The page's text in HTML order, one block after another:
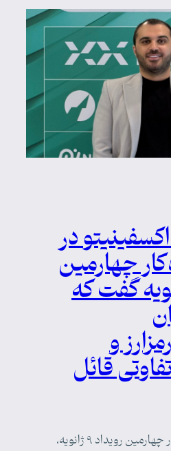
در
چهارمین
۹ ژانویه گفت که
و
قائل
در استودیو ۹ ژانویه، در چهارمین رویداد ۹ ژانویه،